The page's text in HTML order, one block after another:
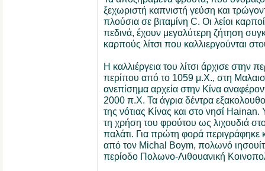
ξεχωριστή καπνιστή γεύση και
πλούσια σε βιταμίνη C. Οι λείοι
πεδινά, έχουν μεγαλύτερη ζήτηση
καρπούς λίτσι που καλλιεργούνται
Η καλλιέργεια του λίτσι άρχισε στην
περίπου από το 1059 μ.Χ., στη
ανεπίσημα αρχεία στην Κίνα
2000 π.Χ. Τα άγρια δέντρα
της νότιας Κίνας και στο νησί
τη χρήση του φρούτου ως λιχουδιά στο
παλάτι. Για πρώτη φορά περιγράφηκε
από τον Michal Boym, πολωνό
περίοδο Πολωνο-Λιθουανική